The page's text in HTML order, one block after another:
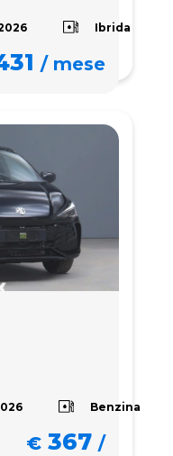
Ibrida
/mese
Benzina
€ 367 /